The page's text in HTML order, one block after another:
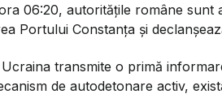
06:20, autoritățile române
Portului Constanța și
transmite o primă
de autodetonare activ,